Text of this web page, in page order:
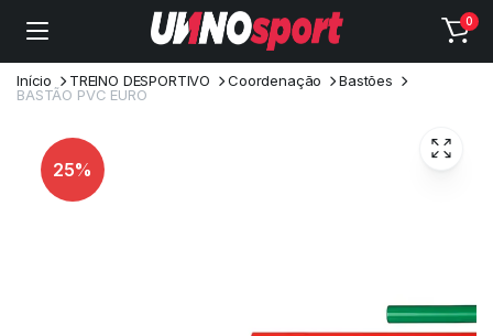
0
Início TREINO DESPORTIVO Coordenação
Bastões
BASTÃO PVC EURO
25%